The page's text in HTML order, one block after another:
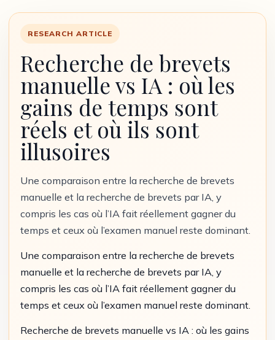
RESEARCH ARTICLE
Recherche de brevets
manuelle vs IA : où les
gains de temps sont
réels et où ils sont
illusoires
Une comparaison entre la recherche de brevets
manuelle et la recherche de brevets par IA, y
compris les cas où l’IA fait réellement gagner du
temps et ceux où l’examen manuel reste dominant.
Une comparaison entre la recherche de brevets
manuelle et la recherche de brevets par IA, y
compris les cas où l’IA fait réellement gagner du
temps et ceux où l’examen manuel reste dominant.
Recherche de brevets manuelle vs IA : où les gains